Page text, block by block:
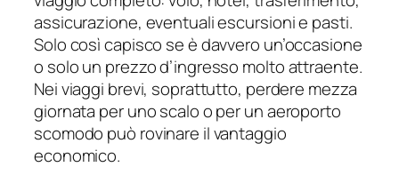
assicurazione, eventuali escursioni e pasti.
Solo così capisco se è davvero un’occasione
o solo un prezzo d’ingresso molto attraente.
Nei viaggi brevi, soprattutto, perdere mezza
giornata per uno scalo o per un aeroporto
scomodo può rovinare il vantaggio
economico.